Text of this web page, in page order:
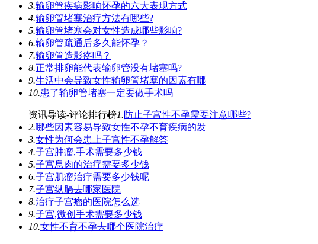
3.输卵管疾病影响怀孕的六大表现方式
4.输卵管堵塞治疗方法有哪些?
5.输卵管堵塞会对女性造成哪些影响?
6.输卵管疏通后多久能怀孕？
7.输卵管造影疼吗？
8.正常排卵能代表输卵管没有堵塞吗?
9.生活中会导致女性输卵管堵塞的因素有哪
10.患了输卵管堵塞一定要做手术吗
资讯导读-评论排行榜1.防止子宫性不孕需要注意哪些?
2.哪些因素容易导致女性不孕不育疾病的发
3.女性为何会患上子宫性不孕解答
4.子宫肿瘤,手术需要多少钱
5.子宫息肉的治疗需要多少钱
6.子宫肌瘤治疗需要多少钱呢
7.子宫纵膈去哪家医院
8.治疗子宫瘤的医院怎么选
9.子宫,微创手术需要多少钱
10.女性不育不孕去哪个医院治疗